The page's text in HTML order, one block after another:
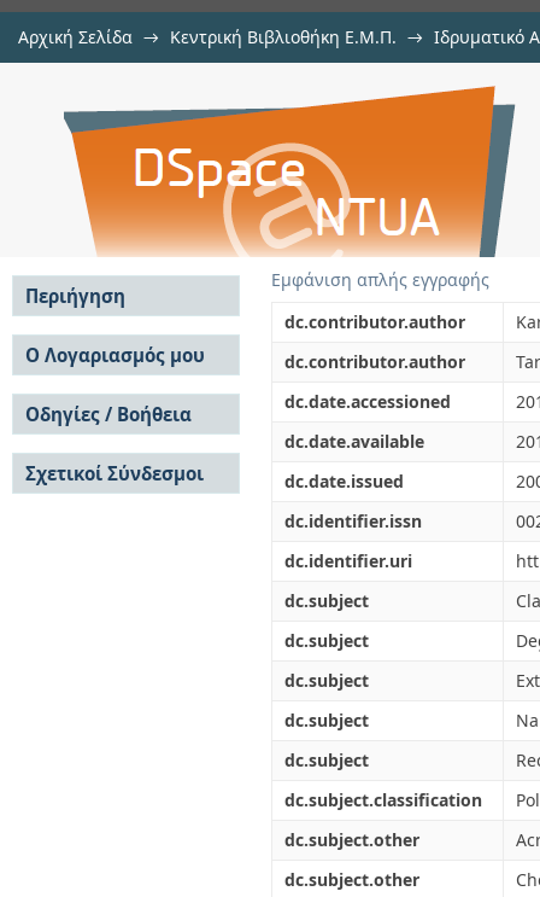
Αρχική Σελίδα → Κεντρική Βιβλιοθήκη Ε.Μ.Π. → Ιδρυματικό
Preparation of
nanocomposites and
Εμφάνιση απλής εγγραφής
dc.contributor.author
dc.contributor.author
dc.date.accessioned
dc.date.available
dc.date.issued
dc.identifier.issn
dc.identifier.uri
dc.subject
dc.subject
dc.subject
dc.subject
dc.subject
dc.subject.classification
dc.subject.other
dc.subject.other
Περιήγηση
Σε όλο το DSpace
Κοινότητες & Συλλογές
Ανά Ημερομηνία
Έκδοσης
Συγγραφείς
Τίτλοι
Θέματα
Ο Λογαριασμός μου
Σύνδεση
Εγγραφή
Οδηγίες / Βοήθεια
Οδηγίες Υποβολής
Οδηγίες Χρήσης ΙΑ
Συχνές Ερωτήσεις
Σχετικοί Σύνδεσμοι